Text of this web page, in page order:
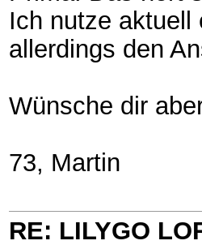
Ich nutze aktuell
allerdings den
Wünsche dir
73, Martin
RE: LILYGO